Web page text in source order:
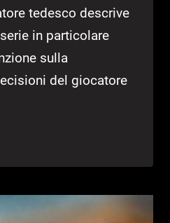
tedesco descrive
in particolare
sulla
del giocatore